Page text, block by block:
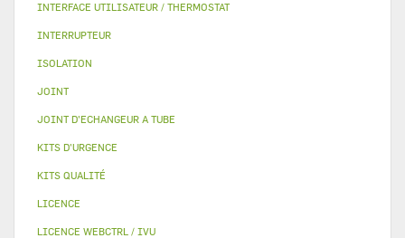
INTERFACE UTILISATEUR / THERMOSTAT
INTERRUPTEUR
ISOLATION
JOINT
JOINT D'ECHANGEUR A TUBE
KITS D'URGENCE
KITS QUALITÉ
LICENCE
LICENCE WEBCTRL / IVU